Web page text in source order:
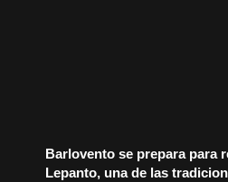
Barlovento se prepara para
Lepanto, una de las